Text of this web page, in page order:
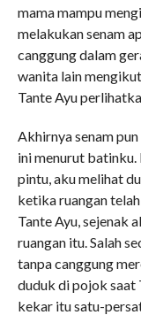
mama mampu
melakukan senam
canggung dalam
wanita lain
Tante Ayu
Akhirnya senam
ini menurut batinku.
pintu, aku melihat
ketika ruangan
Tante Ayu, sejenak
ruangan itu. Salah
tanpa canggung
duduk di pojok saat
kekar itu satu-